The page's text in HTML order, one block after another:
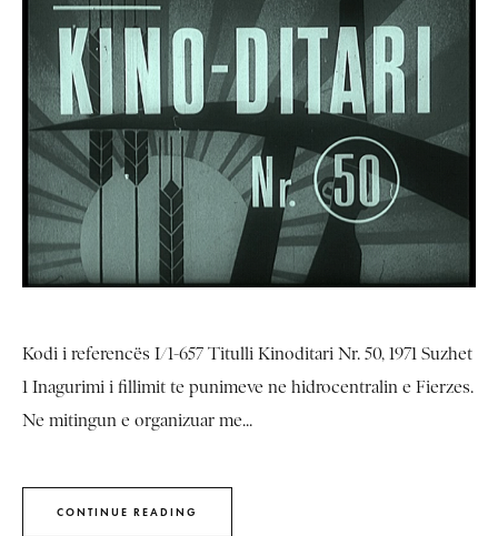
Kodi i referencës I/1-657 Titulli Kinoditari Nr. 50, 1971 Suzhet
1 Inagurimi i fillimit te punimeve ne hidrocentralin e Fierzes.
Ne mitingun e organizuar me...
CONTINUE READING